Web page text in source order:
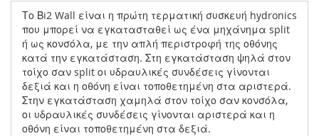
Το Βi2 Wall είναι η πρώτη τερματική συσκευή hydronics
που μπορεί να εγκατασταθεί ως ένα μηχάνημα split
ή ως κονσόλα, με την απλή περιστροφή της οθόνης
κατά την εγκατάσταση. Στη εγκατάσταση ψηλά στον
τοίχο σαν split οι υδραυλικές συνδέσεις γίνονται
δεξιά και η οθόνη είναι τοποθετημένη στα αριστερά.
Στην εγκατάσταση χαμηλά στον τοίχο σαν κονσόλα,
οι υδραυλικές συνδέσεις γίνονται αριστερά και η
οθόνη είναι τοποθετημένη στα δεξιά.